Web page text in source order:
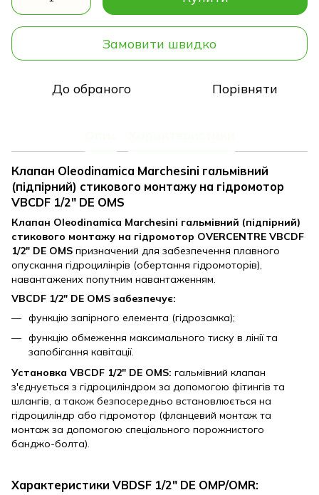
Замовити швидко
До обраного Порівняти
Клапан Oleodinamica Marchesini гальмівний
(підпірний) стикового монтажу на гідромотор
VBCDF 1/2" DE OMS
Клапан Oleodinamica Marchesini гальмівний (підпірний)
стикового монтажу на гідромотор OVERCENTRE VBCDF
1/2" DE OMS призначений для забезпечення плавного
опускання гідроцилінрів (обертання гідромоторів),
навантажених попутним навантаженням.
VBCDF 1/2" DE OMS забезпечує:
функцію запірного елемента (гідрозамка);
функцію обмеження максимального тиску в лінії та
запобігання кавітації.
Установка VBCDF 1/2" DE OMS: гальмівний клапан
з'єднується з гідроциліндром за допомогою фітингів та
шлангів, а також безпосередньо встановлюється на
гідроциліндр або гідромотор (фланцевий монтаж та
монтаж за допомогою спеціального порожнистого
банджо-болта).
Характеристики VBDSF 1/2" DE OMP/OMR: